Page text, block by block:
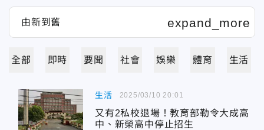
全部 即時 要聞 社會 娛樂 體育 生活
生活
又有2私校退場！教育部勒令大成高
中、新榮高中停止招生
2025/03/10 20:01